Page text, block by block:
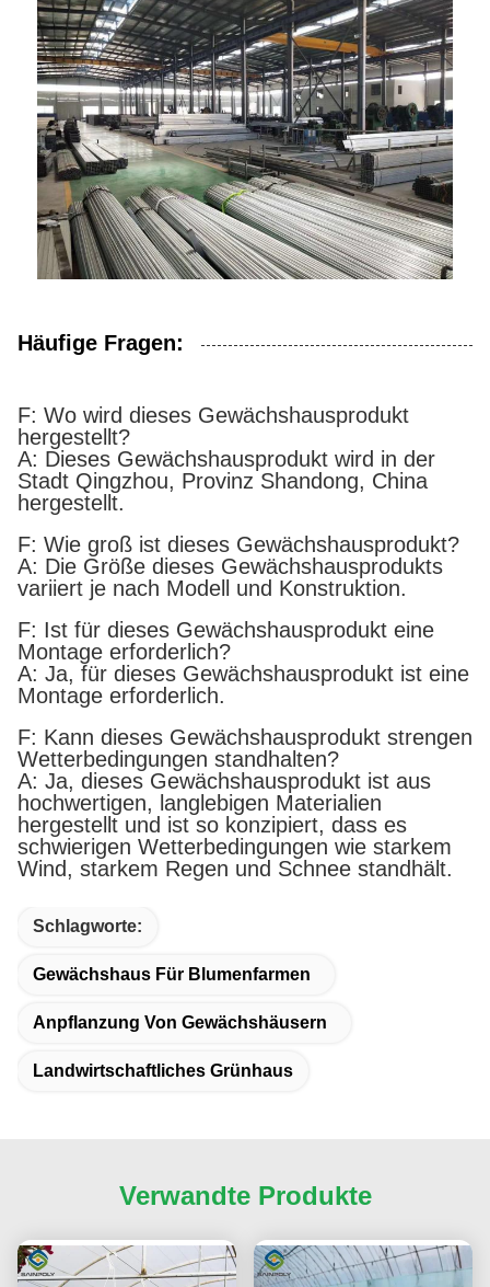
Häufige Fragen:
F: Wo wird dieses Gewächshausprodukt
hergestellt?
A: Dieses Gewächshausprodukt wird in der
Stadt Qingzhou, Provinz Shandong, China
hergestellt.
F: Wie groß ist dieses Gewächshausprodukt?
A: Die Größe dieses Gewächshausprodukts
variiert je nach Modell und Konstruktion.
F: Ist für dieses Gewächshausprodukt eine
Montage erforderlich?
A: Ja, für dieses Gewächshausprodukt ist eine
Montage erforderlich.
F: Kann dieses Gewächshausprodukt strengen
Wetterbedingungen standhalten?
A: Ja, dieses Gewächshausprodukt ist aus
hochwertigen, langlebigen Materialien
hergestellt und ist so konzipiert, dass es
schwierigen Wetterbedingungen wie starkem
Wind, starkem Regen und Schnee standhält.
Schlagworte:
Gewächshaus Für Blumenfarmen
Anpflanzung Von Gewächshäusern
Landwirtschaftliches Grünhaus
Verwandte Produkte